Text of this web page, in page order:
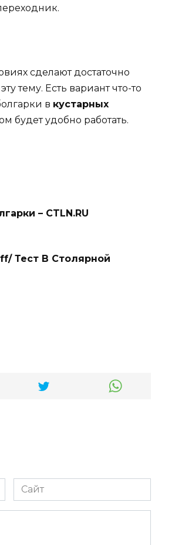
сделают достаточно
тему. Есть вариант что-то
в кустарных
будет удобно работать.
– CTLN.RU
Тест В Столярной
Сайт